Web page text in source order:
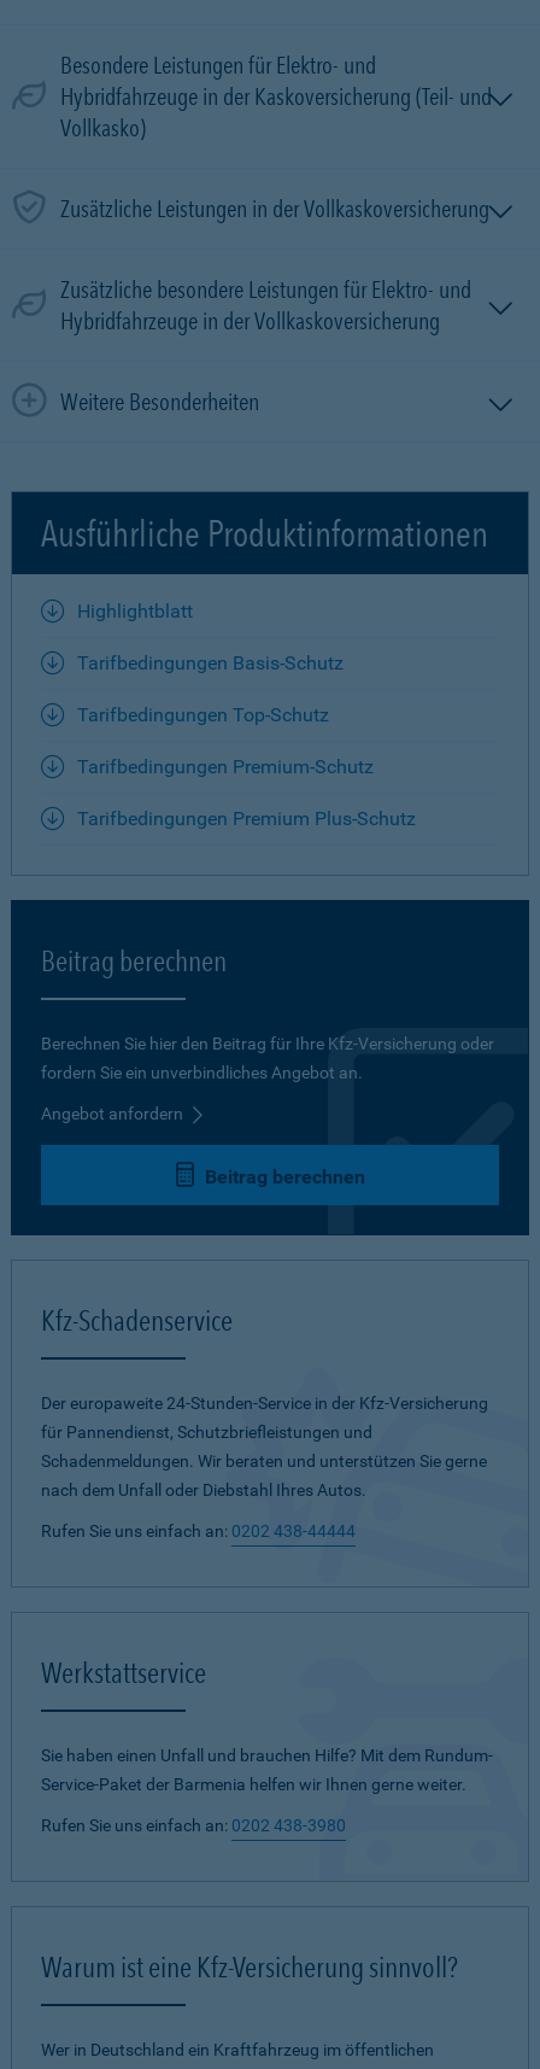
Besondere Leistungen für Elektro- und
Hybridfahrzeuge in der Kaskoversicherung (Teil- und
Vollkasko)
Zusätzliche Leistungen in der Vollkaskoversicherung
Zusätzliche besondere Leistungen für Elektro- und
Hybridfahrzeuge in der Vollkaskoversicherung
Weitere Besonderheiten
Ausführliche Produktinformationen
Highlightblatt
Tarifbedingungen Basis-Schutz
Tarifbedingungen Top-Schutz
Tarifbedingungen Premium-Schutz
Tarifbedingungen Premium Plus-Schutz
Beitrag berechnen
Berechnen Sie hier den Beitrag für Ihre Kfz-Versicherung oder
fordern Sie ein unverbindliches Angebot an.
Angebot anfordern
Beitrag berechnen
Kfz-Schadenservice
Der europaweite 24-Stunden-Service in der Kfz-Versicherung
für Pannendienst, Schutzbriefleistungen und
Schadenmeldungen. Wir beraten und unterstützen Sie gerne
nach dem Unfall oder Diebstahl Ihres Autos.
Rufen Sie uns einfach an: 0202 438-44444
Werkstattservice
Sie haben einen Unfall und brauchen Hilfe? Mit dem Rundum-
Service-Paket der Barmenia helfen wir Ihnen gerne weiter.
Rufen Sie uns einfach an: 0202 438-3980
Warum ist eine Kfz-Versicherung sinnvoll?
Wer in Deutschland ein Kraftfahrzeug im öffentlichen